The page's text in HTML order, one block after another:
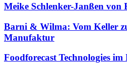
Meike Schlenker-Janßen
Barni & Wilma: Vom Keller
Manufaktur
Foodforecast Technologies